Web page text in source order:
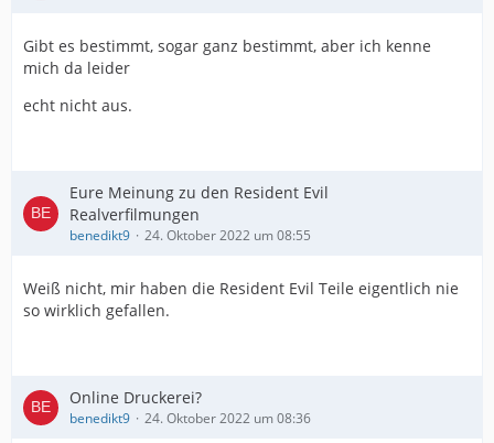
Gibt es bestimmt, sogar ganz bestimmt, aber ich kenne
mich da leider
echt nicht aus.
Eure Meinung zu den Resident Evil
Realverfilmungen
benedikt9 24. Oktober 2022 um 08:55
Weiß nicht, mir haben die Resident Evil Teile eigentlich nie
so wirklich gefallen.
Online Druckerei?
benedikt9 24. Oktober 2022 um 08:36